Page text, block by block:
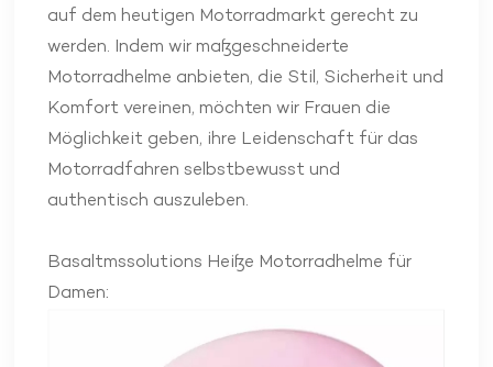
auf dem heutigen Motorradmarkt gerecht zu
werden. Indem wir maßgeschneiderte
Motorradhelme anbieten, die Stil, Sicherheit und
Komfort vereinen, möchten wir Frauen die
Möglichkeit geben, ihre Leidenschaft für das
Motorradfahren selbstbewusst und
authentisch auszuleben.
Basaltmssolutions Heiße Motorradhelme für
Damen: